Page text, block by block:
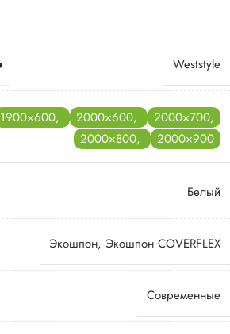
Weststyle
1900×600, 2000×600, 2000×700,
2000×800, 2000×900
Белый
Экошпон, Экошпон COVERFLEX
Современные